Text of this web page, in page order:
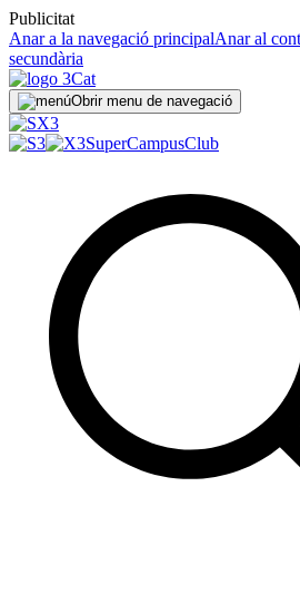
Publicitat
Anar a la navegació principalAnar al
secundària
Obrir menu de navegació
SuperCampusClub